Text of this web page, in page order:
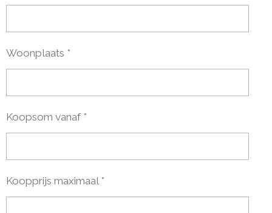
Woonplaats *
Koopsom vanaf *
Koopprijs maximaal *